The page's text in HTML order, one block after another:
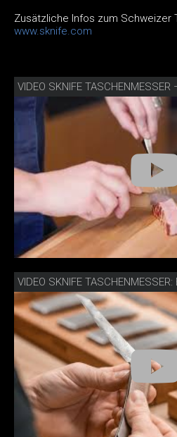
Zusätzliche Infos zum Schweizer
www.sknife.com